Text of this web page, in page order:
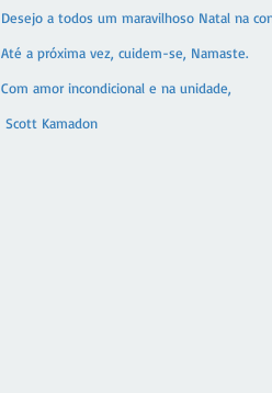
Desejo a todos um maravilhoso Natal na
Até a próxima vez, cuidem-se, Namaste.
Com amor incondicional e na unidade,
Scott Kamadon